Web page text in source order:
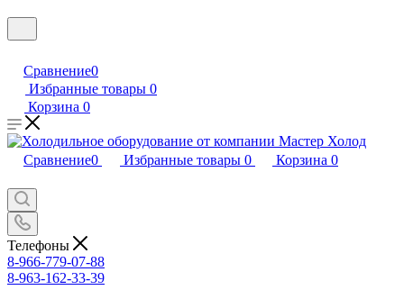
Сравнение0
Избранные товары 0
Корзина 0
Сравнение0 Избранные товары 0 Корзина 0
Телефоны
8-966-779-07-88
8-963-162-33-39